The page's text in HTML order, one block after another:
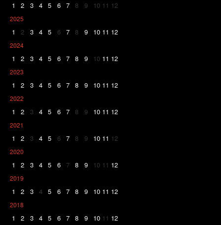
1 2 3 4 5 6 7 8 9 10 11 12
2025
1 2 3 4 5 6 7 8 9 10 11 12
2024
1 2 3 4 5 6 7 8 9 10 11 12
2023
1 2 3 4 5 6 7 8 9 10 11 12
2022
1 2 3 4 5 6 7 8 9 10 11 12
2021
1 2 3 4 5 6 7 8 9 10 11 12
2020
1 2 3 4 5 6 7 8 9 10 11 12
2019
1 2 3 4 5 6 7 8 9 10 11 12
2018
1 2 3 4 5 6 7 8 9 10 11 12